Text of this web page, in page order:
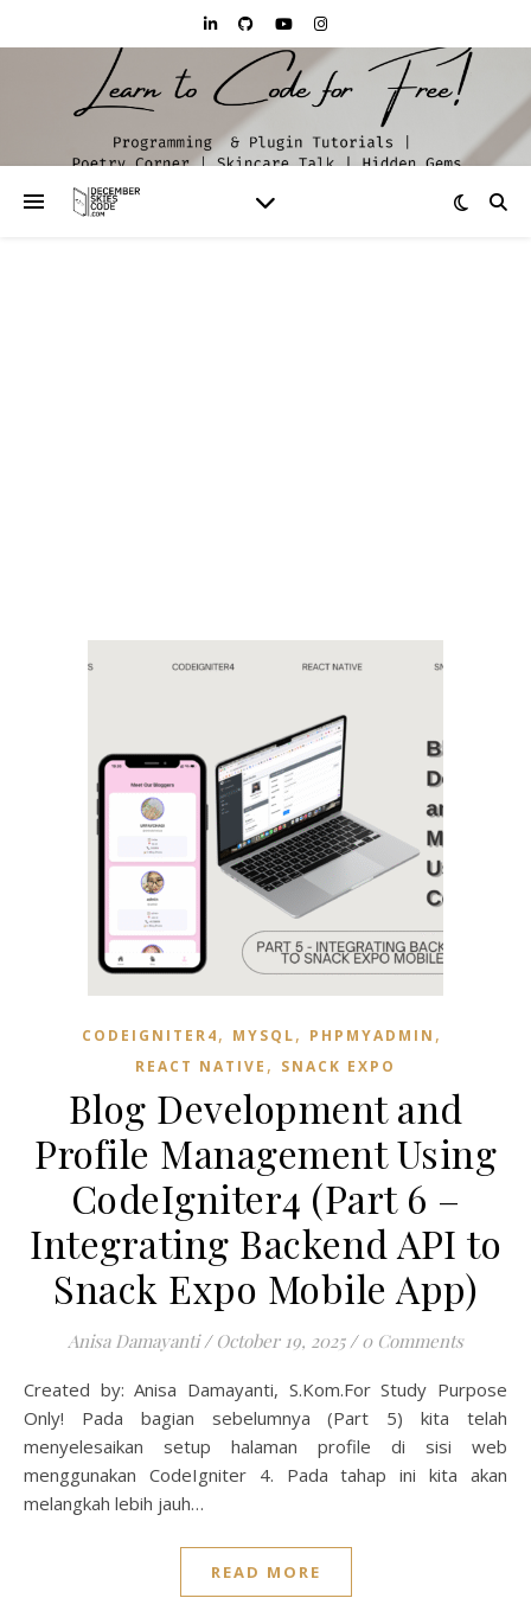
CODEIGNITER4, MYSQL, PHPMYADMIN ,
REACT NATIVE , SNACK EXPO
Blog Development and
Profile Management Using
CodeIgniter4 (Part 6 –
Integrating Backend API to
Snack Expo Mobile App)
Anisa Damayanti / October 19, 2025 / 0 Comments
Created by: Anisa Damayanti, S.Kom.For Study Purpose
Only! Pada bagian sebelumnya (Part 5) kita telah
menyelesaikan setup halaman profile di sisi web
menggunakan CodeIgniter 4. Pada tahap ini kita akan
melangkah lebih jauh…
READ MORE